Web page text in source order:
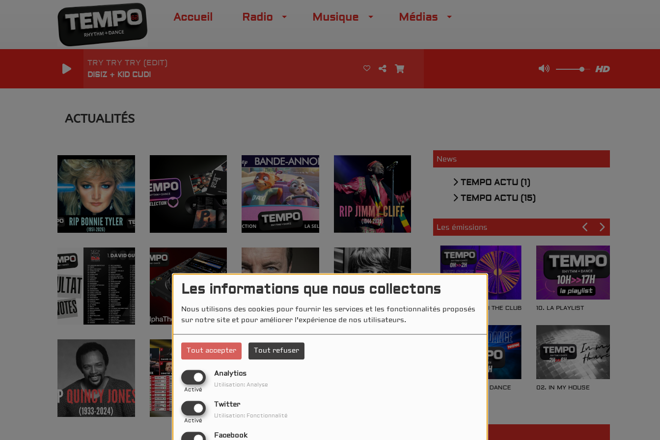
Les informations que nous collectons
Nous utilisons des cookies pour fournir les services et les fonctionnalités proposés
sur notre site et pour améliorer l'expérience de nos utilisateurs.
Tout accepter Tout refuser
Analytics
Activé
Utilisation: Analyse
Twitter
Activé
Utilisation: Fonctionnalité
Facebook
Accueil Radio Musique Médias
TRY TRY TRY (EDIT)
DISIZ + KID CUDI
ACTUALITÉS
News
TEMPO ACTU (1)
TEMPO ACTU (15)
Les émissions
WELCOME 2 THE CLUB >>
BEST OF
00. WELCOME II THE CLUB
19. EVERYBODY DANCE
10. LA PLAYLIST
02. IN MY HOUSE